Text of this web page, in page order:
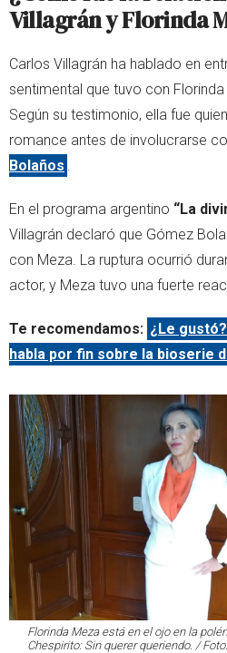
Villagrán y Florinda
Carlos Villagrán ha hablado en
sentimental que tuvo con
Según su testimonio, ella fue
romance antes de involucrarse
Bolaños
En el programa argentino “La
Villagrán declaró que Gómez
con Meza. La ruptura ocurrió
actor, y Meza tuvo una fuerte
Te recomendamos: ¿Le
habla por fin sobre la bioserie
Florinda Meza está en el ojo en la
Chespirito: Sin querer queriendo. /